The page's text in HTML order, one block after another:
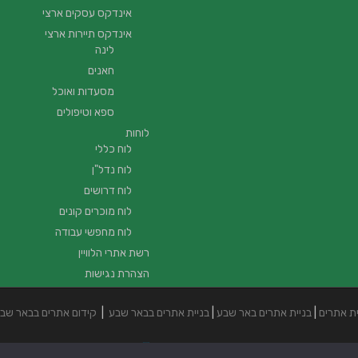
אינדקס עסקים ארצי
אינדקס תיירות ארצי
לינה
חאנים
מסעדות ואוכל
ספא וטיפולים
לוחות
לוח כללי
לוח נדל"ן
לוח דרושים
לוח מוכרים קונים
לוח מחפשי עבודה
רשת אתרי הלוויין
הצהרת נגישות
אתרים בניית אתרים באר שבע בניית אתרים בבאר שבע קידום אתרים בבאר